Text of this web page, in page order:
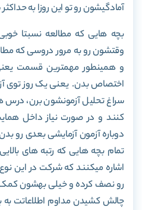
آمادگیشون رو تو این روزا به
بچه هایی که مطالعه نسبتا
وقتشون رو به مرور دروسی که
و همینطور مهمترین قسمت
اختصاص بدن. یعنی یک روز توی
سراغ تحلیل آزمونشون برن،
کنند و در صورت نیاز داخل
دوباره آزمون آزمایشی بعدی رو
تمام بچه هایی که رتبه های
اشاره میکنند که شرکت در این
رو نصف کرده و خیلی بهشون کمک
چالش کشیدن مداوم اطلاعاتت به